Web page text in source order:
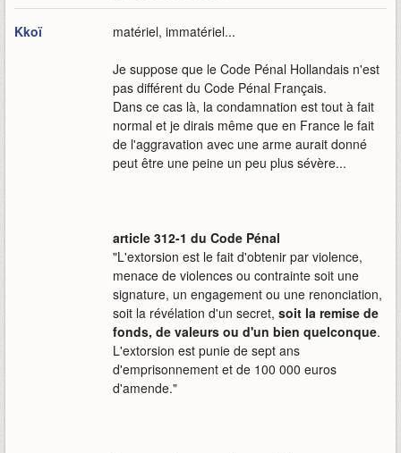
Kkoï matériel, immatériel...
Je suppose que le Code Pénal Hollandais n'est
pas différent du Code Pénal Français.
Dans ce cas là, la condamnation est tout à fait
normal et je dirais même que en France le fait
de l'aggravation avec une arme aurait donné
peut être une peine un peu plus sévère...
article 312-1 du Code Pénal
"L'extorsion est le fait d'obtenir par violence,
menace de violences ou contrainte soit une
signature, un engagement ou une renonciation,
soit la révélation d'un secret, soit la remise de
fonds, de valeurs ou d'un bien quelconque.
L'extorsion est punie de sept ans
d'emprisonnement et de 100 000 euros
d'amende."